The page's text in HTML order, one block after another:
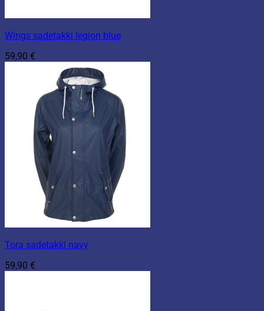
Wings sadetakki legion blue
59,90 €
Tora sadetakki navy
59,90 €